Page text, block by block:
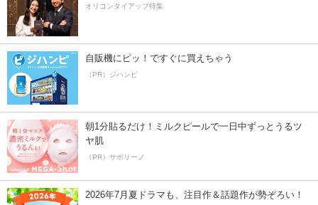
オリコンタイアップ特集
自販機にピッ！ですぐに買えちゃう
（PR）ジハンピ
朝1分貼るだけ！ミルクピールで一日中ずっとうるツ
ヤ肌
（PR）サボリーノ
2026年7月夏ドラマも、注目作＆話題作が勢ぞろい！